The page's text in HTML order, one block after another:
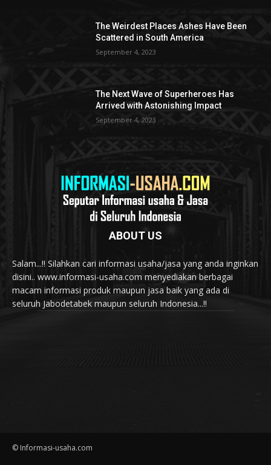
The Weirdest Places Ashes Have Been
Scattered in South America
September 4, 2023
The Next Wave of Superheroes Has
Arrived with Astonishing Impact
September 4, 2023
ABOUT US
Salam...!! Silahkan cari informasi usaha/jasa yang anda inginkan
disini.. www.informasi-usaha.com menyediakan berbagai
macam informasi produk maupun jasa baik yang ada di
seluruh Jabodetabek maupun seluruh Indonesia...!!
© Informasi-usaha.com